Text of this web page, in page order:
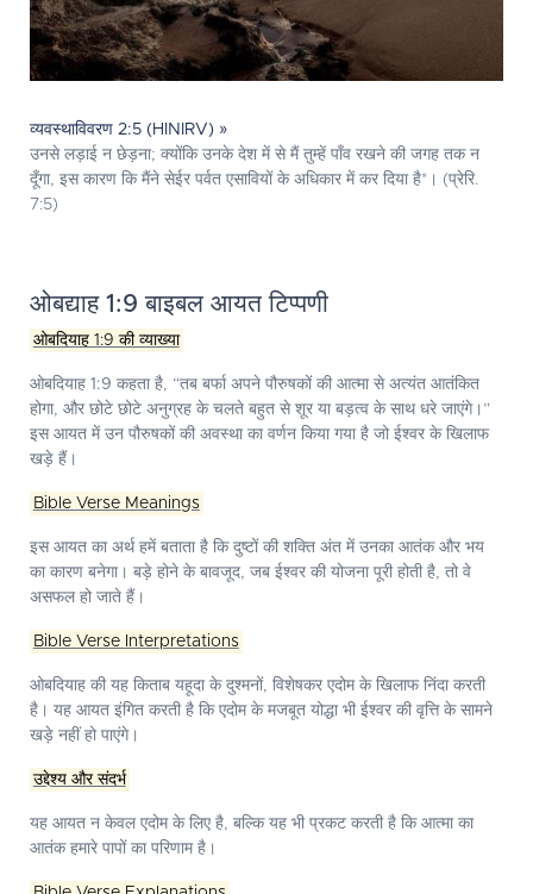
व्यवस्थाविवरण 2:5 (HINIRV) »
उनसे लड़ाई न छेड़ना; क्योंकि उनके देश में से मैं तुम्हें पाँव रखने की जगह तक न
दूँगा, इस कारण कि मैंने सेईर पर्वत एसावियों के अधिकार में कर दिया है*। (प्रेरि.
7:5)
ओबद्याह 1:9 बाइबल आयत टिप्पणी
ओबदियाह 1:9 की व्याख्या
ओबदियाह 1:9 कहता है, “तब बर्फा अपने पौरुषकों की आत्मा से अत्यंत आतंकित
होगा, और छोटे छोटे अनुग्रह के चलते बहुत से शूर या बड़त्व के साथ धरे जाएंगे।”
इस आयत में उन पौरुषकों की अवस्था का वर्णन किया गया है जो ईश्वर के खिलाफ
खड़े हैं।
Bible Verse Meanings
इस आयत का अर्थ हमें बताता है कि दुष्टों की शक्ति अंत में उनका आतंक और भय
का कारण बनेगा। बड़े होने के बावजूद, जब ईश्वर की योजना पूरी होती है, तो वे
असफल हो जाते हैं।
Bible Verse Interpretations
ओबदियाह की यह किताब यहूदा के दुश्मनों, विशेषकर एदोम के खिलाफ निंदा करती
है। यह आयत इंगित करती है कि एदोम के मजबूत योद्धा भी ईश्वर की वृत्ति के सामने
खड़े नहीं हो पाएंगे।
उद्देश्य और संदर्भ
यह आयत न केवल एदोम के लिए है, बल्कि यह भी प्रकट करती है कि आत्मा का
आतंक हमारे पापों का परिणाम है।